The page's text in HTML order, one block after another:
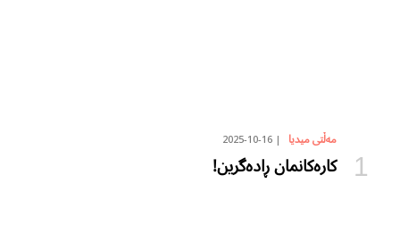
مەڵتی میدیا 2025-10-16
کارەکانمان ڕادەگرین!